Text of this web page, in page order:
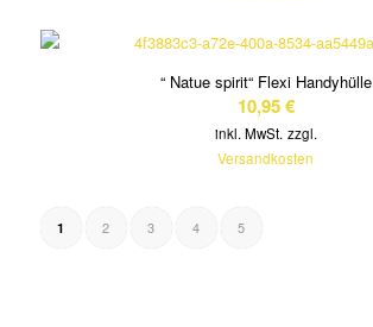
“ Natue spirit“ Flexi Handyhülle
10,95€
inkl. MwSt. zzgl.
Versandkosten
1 2 3 4 5